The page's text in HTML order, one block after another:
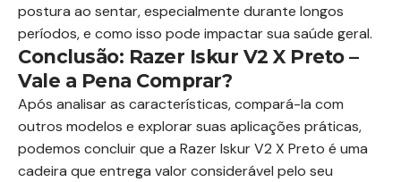
postura ao sentar, especialmente durante longos
períodos, e como isso pode impactar sua saúde geral.
Conclusão: Razer Iskur V2 X Preto –
Vale a Pena Comprar?
Após analisar as características, compará-la com
outros modelos e explorar suas aplicações práticas,
podemos concluir que a Razer Iskur V2 X Preto é uma
cadeira que entrega valor considerável pelo seu